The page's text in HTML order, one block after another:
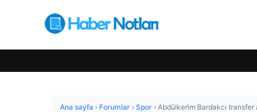
Ana sayfa › Forumlar › Spor › Abdülkerim Bardakcı transfer